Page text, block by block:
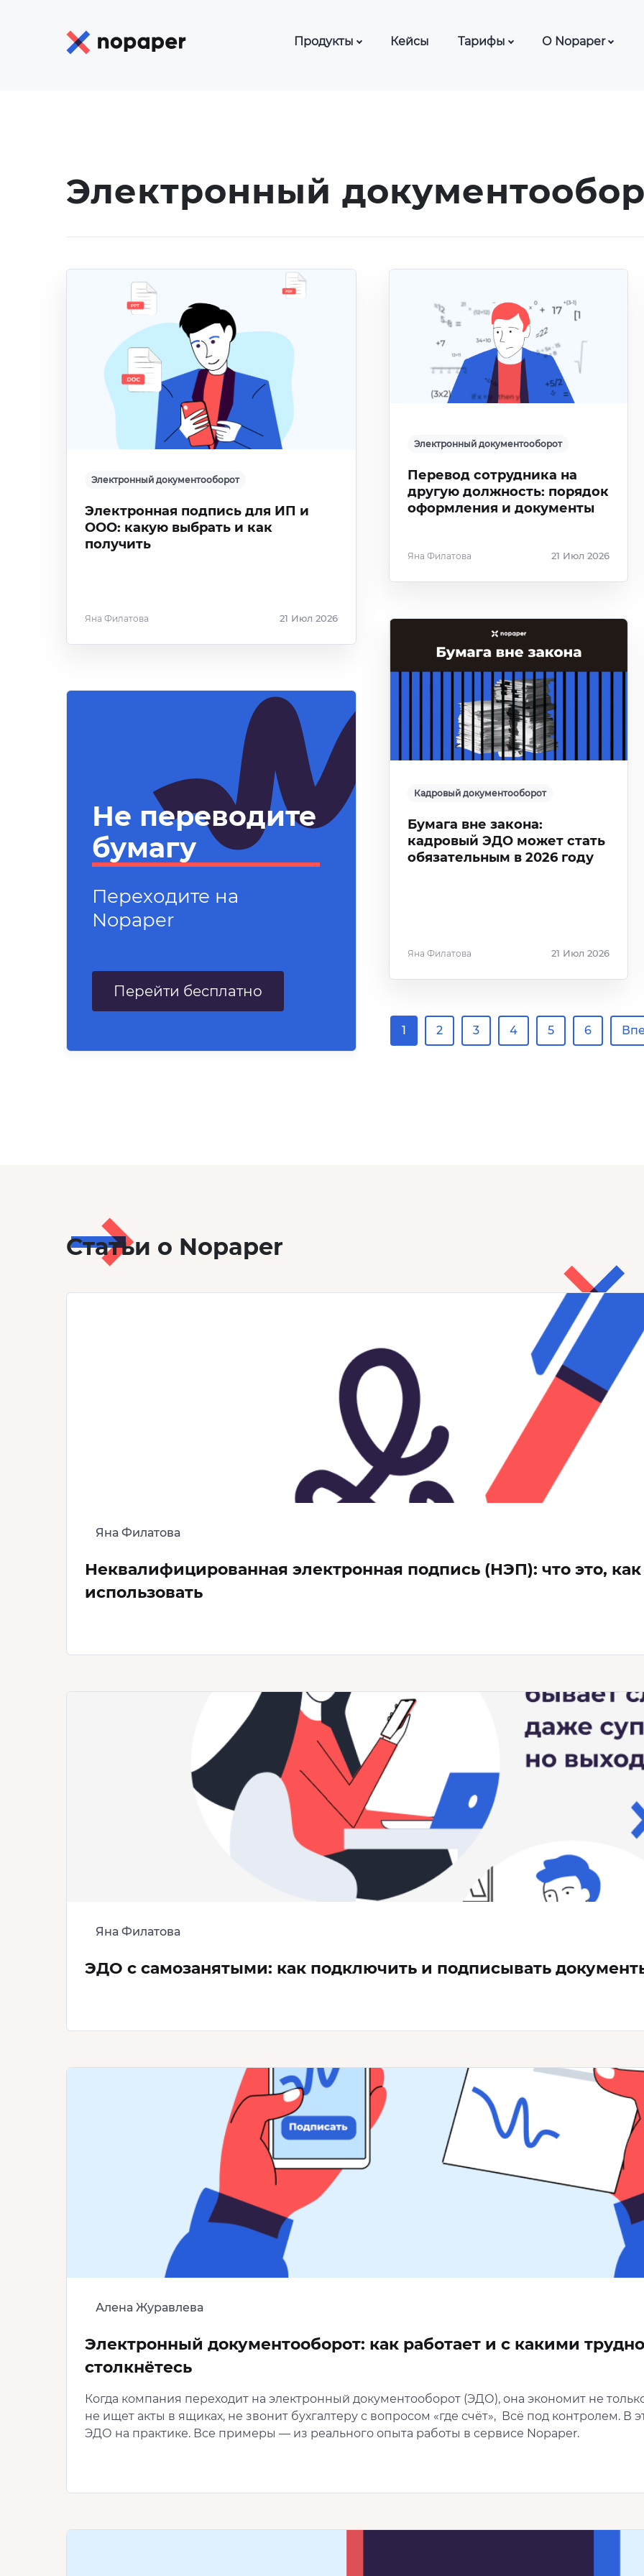
Продукты
ЭДО для банков (Nopaper
Office)
Кейсы Тарифы О Nopaper
Шаблоны
Электронный
Электронный документооборот
Электронная подпись для ИП и
ООО: какую выбрать и как
получить
Яна Филатова 21 Июл 2026
Электронный документооборот
Перевод сотрудника на
другую должность: порядок
оформления и документы
Яна Филатова 21 Июл 2026
Не переводите
бумагу
Переходите на
Nopaper
Перейти бесплатно
Кадровый документооборот
Бумага вне закона:
кадровый ЭДО может стать
обязательным в 2026 году
Яна Филатова 21 Июл 2026
1 2 3 4 5 6
Статьи о Nopaper
Яна Филатова
Неквалифицированная электронная подпись (НЭП): что это,
использовать
Яна Филатова
ЭДО с самозанятыми: как подключить и подписывать
Алена Журавлева
Электронный документооборот: как работает и с какими
столкнётесь
Когда компания переходит на электронный документооборот (ЭДО), она экономит не
не ищет акты в ящиках, не звонит бухгалтеру с вопросом «где счёт», Всё под контролем. В
ЭДО на практике. Все примеры — из реального опыта работы в сервисе Nopaper.